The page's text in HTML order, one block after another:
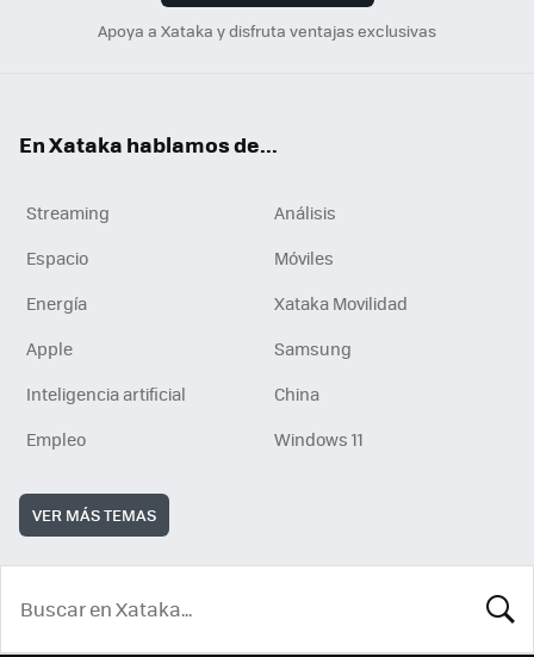
Apoya a Xataka y disfruta ventajas exclusivas
En Xataka hablamos de...
Streaming
Análisis
Espacio
Móviles
Energía
Xataka Movilidad
Apple
Samsung
Inteligencia artificial
China
Empleo
Windows 11
VER MÁS TEMAS